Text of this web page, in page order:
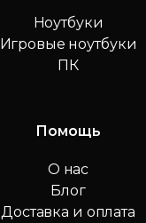
Ноутбуки
Игровые ноутбуки
ПК
Помощь
О нас
Блог
Доставка и оплата